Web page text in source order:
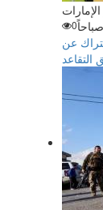
0
عن
التقاعد